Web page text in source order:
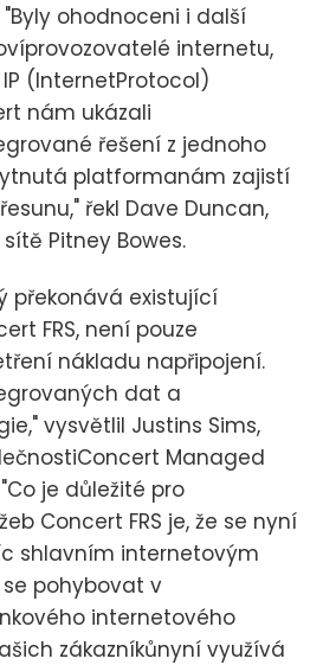
ohodnoceni i další
internetu,
(InternetProtocol)
nám ukázali
řešení z jednoho
platformanám zajistí
řekl Dave Duncan,
Pitney Bowes.
překonává existující
FRS, není pouze
nákladu napřipojení.
dat a
vysvětlil Justins Sims,
Managed
je důležité pro
Concert FRS je, že se nyní
shlavním internetovým
pohybovat v
internetového
zákazníkůnyní využívá